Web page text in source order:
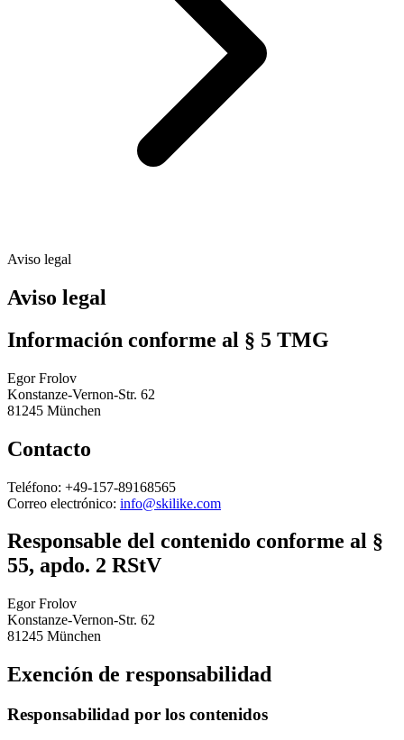
Aviso legal
Aviso legal
Información conforme al § 5 TMG
Egor Frolov
Konstanze-Vernon-Str. 62
81245 München
Contacto
Teléfono: +49-157-89168565
Correo electrónico: info@skilike.com
Responsable del contenido conforme al §
55, apdo. 2 RStV
Egor Frolov
Konstanze-Vernon-Str. 62
81245 München
Exención de responsabilidad
Responsabilidad por los contenidos